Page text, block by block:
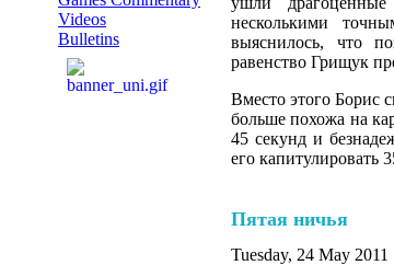
Videos
Bulletins
несколькими
выяснилось, что
равенство Грищук
Вместо этого Борис
больше похожа на
45 секунд и
его капитулировать
Пятая ничья
Tuesday, 24 May 2011